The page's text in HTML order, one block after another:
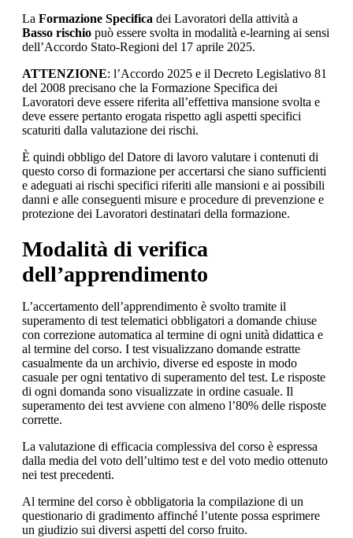
La Formazione Specifica dei Lavoratori della attività a
Basso rischio può essere svolta in modalità e-learning ai sensi
dell’Accordo Stato-Regioni del 17 aprile 2025.
ATTENZIONE: l’Accordo 2025 e il Decreto Legislativo 81
del 2008 precisano che la Formazione Specifica dei
Lavoratori deve essere riferita all’effettiva mansione svolta e
deve essere pertanto erogata rispetto agli aspetti specifici
scaturiti dalla valutazione dei rischi.
È quindi obbligo del Datore di lavoro valutare i contenuti di
questo corso di formazione per accertarsi che siano sufficienti
e adeguati ai rischi specifici riferiti alle mansioni e ai possibili
danni e alle conseguenti misure e procedure di prevenzione e
protezione dei Lavoratori destinatari della formazione.
Modalità di verifica
dell’apprendimento
L’accertamento dell’apprendimento è svolto tramite il
superamento di test telematici obbligatori a domande chiuse
con correzione automatica al termine di ogni unità didattica e
al termine del corso. I test visualizzano domande estratte
casualmente da un archivio, diverse ed esposte in modo
casuale per ogni tentativo di superamento del test. Le risposte
di ogni domanda sono visualizzate in ordine casuale. Il
superamento dei test avviene con almeno l’80% delle risposte
corrette.
La valutazione di efficacia complessiva del corso è espressa
dalla media del voto dell’ultimo test e del voto medio ottenuto
nei test precedenti.
Al termine del corso è obbligatoria la compilazione di un
questionario di gradimento affinché l’utente possa esprimere
un giudizio sui diversi aspetti del corso fruito.